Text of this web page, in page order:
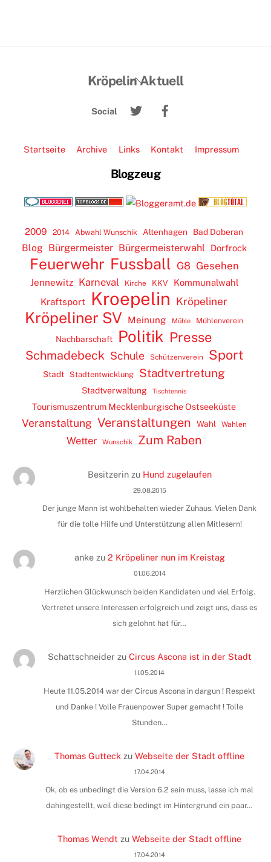
Back
Top
Kröpelin Aktuell
Social
Twitter
Startseite Archive Links Kontakt Impressum
Blogzeug
2009 2014 Abwahl Wunschik Altenhagen Bad Doberan
Blog Bürgermeister Bürgermeisterwahl Dorfrock
Feuerwehr Fussball G8 Gesehen
Jennewitz Karneval Kirche KKV
Kommunalwahl
Kraftsport
Kroepelin Kröpeliner
Kröpeliner SV Meinung Mühle Mühlenverein
Nachbarschaft Politik Presse
Schmadebeck Schule Schützenverein Sport
Stadt Stadtentwicklung Stadtvertretung
Stadtverwaltung Tischtennis
Tourismuszentrum Mecklenburgische Ostseeküste
Veranstaltung Veranstaltungen Wahl Wahlen
Wetter Wunschik Zum Raben
Besitzerinzu Hund zugelaufen
29.08.2015
Der junge Mann ist wohlbehalten wieder Zuhaus. Vielen Dank
für die tolle Hilfe und Unterstützung allen Mitlesern!
ankezu 2 Kröpeliner nun im Kreistag
01.06.2014
Herzlichen Glückwunsch beiden Kandidaten und viel Erfolg.
Vertretet unsere Interessen erfolgreich und zeigt uns, dass es
sich gelohnt hat für…
Schattschneider zu Circus Ascona ist in der Stadt
11.05.2014
Heute 11.05.2014 war der Circus Ascona in dargun ! Respekt
und Danke ! Volle Frauenpower Super gemacht ! Tolle
Stunden…
Thomas Gutteck zuWebseite der Stadt offline
17.04.2014
Ok, ob es unbedingt die Version 6.2 sein muss, lasse ich mal
dahingestellt, weil diese bedingt im Hintergrund ein paar…
Thomas Wendt zuWebseite der Stadt offline
17.04.2014